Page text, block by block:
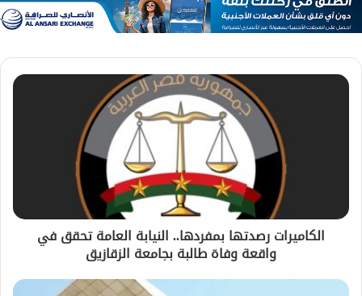
الكاميرات رصدتها بمفردها.. النيابة العامة تحقق في
واقعة وفاة طالبة بجامعة الزقازيق